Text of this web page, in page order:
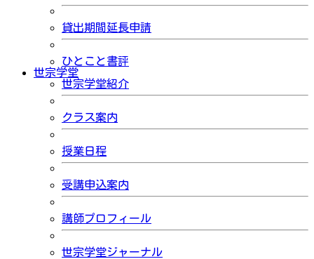
貸出期間延長申請
ひとこと書評
世宗学堂
世宗学堂紹介
クラス案内
授業日程
受講申込案内
講師プロフィール
世宗学堂ジャーナル